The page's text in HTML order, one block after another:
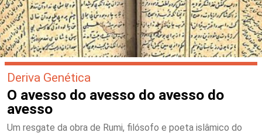
Deriva Genética
O avesso do avesso do avesso do
avesso
Um resgate da obra de Rumi, filósofo e poeta islâmico do